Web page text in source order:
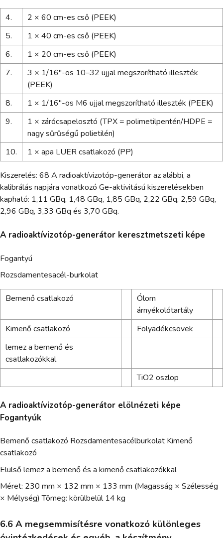
4.
2 × 60 cm-es cső (PEEK)
5.
1 × 40 cm-es cső (PEEK)
6.
1 × 20 cm-es cső (PEEK)
7.
3 × 1/16"-os 10–32 ujjal megszorítható illeszték
(PEEK)
8.
1 × 1/16"-os M6 ujjal megszorítható illeszték (PEEK)
9.
1 × zárócsapelosztó (TPX = polimetilpentén/HDPE =
nagy sűrűségű polietilén)
10.
1 × apa LUER csatlakozó (PP)
Kiszerelés: 68 A radioaktívizotóp-generátor az alábbi, a
kalibrálás napjára vonatkozó Ge-aktivitású kiszerelésekben
kapható: 1,11 GBq, 1,48 GBq, 1,85 GBq, 2,22 GBq, 2,59 GBq,
2,96 GBq, 3,33 GBq és 3,70 GBq.
A radioaktívizotóp-generátor keresztmetszeti képe
Fogantyú
Rozsdamentesacél-burkolat
Bemenő csatlakozó
Ólom
árnyékolótartály
Kimenő csatlakozó
Folyadékcsövek
lemez a bemenő és
csatlakozókkal
TiO2 oszlop
A radioaktívizotóp-generátor elölnézeti képe
Fogantyúk
Bemenő csatlakozó Rozsdamentesacélburkolat Kimenő
csatlakozó
Elülső lemez a bemenő és a kimenő csatlakozókkal
Méret: 230 mm × 132 mm × 133 mm (Magasság × Szélesség
× Mélység) Tömeg: körülbelül 14 kg
6.6 A megsemmisítésre vonatkozó különleges